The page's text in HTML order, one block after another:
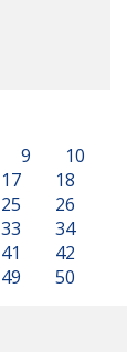
9
10
17
18
25
26
33
34
41
42
49
50